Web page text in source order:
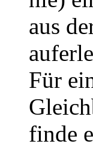
aus
Für
finde